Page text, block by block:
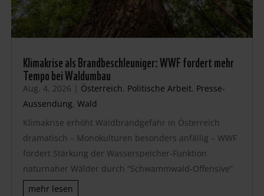
Klimakrise als Brandbeschleuniger: WWF fordert mehr
Tempo bei Waldumbau
Aug. 4, 2026 | Österreich, Politische Arbeit, Presse-
Aussendung, Wald
Klimakrise erhöht Waldbrandgefahr in Österreich
dramatisch – Monokulturen besonders anfällig – WWF
fordert Stärkung der Wasserspeicher-Funktion
naturnaher Wälder durch “Schwammwald-Offensive”
mehr lesen